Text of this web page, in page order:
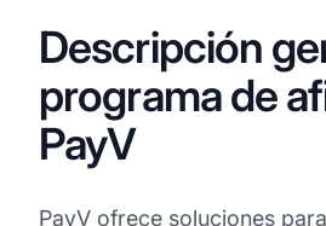
Descripción
programa de
PayV
PayV ofrece soluciones